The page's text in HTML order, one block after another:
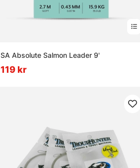
SA Absolute Salmon Leader 9'
119 kr